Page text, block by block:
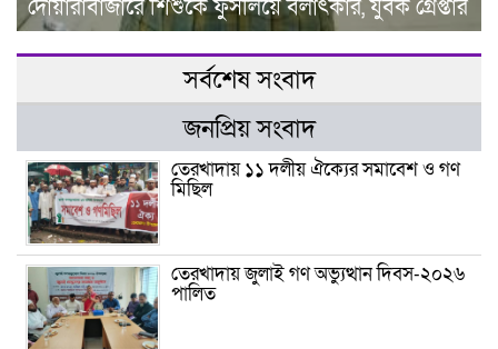
দোয়ারাবাজারে শিশুকে ফুসলিয়ে বলাৎকার, যুবক গ্রেপ্তার
সর্বশেষ সংবাদ
জনপ্রিয় সংবাদ
তেরখাদায় ১১ দলীয় ঐক্যের সমাবেশ ও গণ
মিছিল
তেরখাদায় জুলাই গণ অভ্যুত্থান দিবস-২০২৬
পালিত